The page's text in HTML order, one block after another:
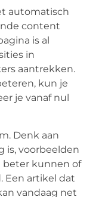
automatisch
content
is al
in
aantrekken.
kun je
je vanaf nul
Denk aan
is, voorbeelden
beter kunnen of
Een artikel dat
vandaag net